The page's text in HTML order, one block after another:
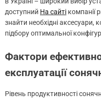
доступний На сайті компанії
знайти необхідні аксесуари,
підбору оптимальної
Фактори
експлуатації
Рівень продуктивності